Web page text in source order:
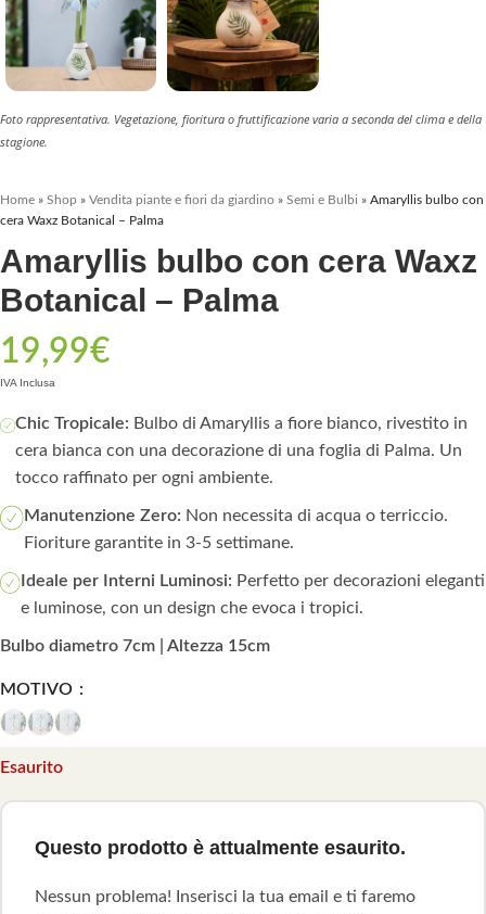
Foto rappresentativa. Vegetazione, fioritura o fruttificazione varia a seconda del clima e della
stagione.
Home » Shop » Vendita piante e fiori da giardino » Semi e Bulbi » Amaryllis bulbo con
cera Waxz Botanical – Palma
Amaryllis bulbo con cera Waxz
Botanical – Palma
19,99€
IVA Inclusa
Chic Tropicale: Bulbo di Amaryllis a fiore bianco, rivestito in
cera bianca con una decorazione di una foglia di Palma. Un
tocco raffinato per ogni ambiente.
Manutenzione Zero: Non necessita di acqua o terriccio.
Fioriture garantite in 3-5 settimane.
Ideale per Interni Luminosi: Perfetto per decorazioni eleganti
e luminose, con un design che evoca i tropici.
Bulbo diametro 7cm | Altezza 15cm
MOTIVO
Esaurito
Questo prodotto è attualmente esaurito.
Nessun problema! Inserisci la tua email e ti faremo